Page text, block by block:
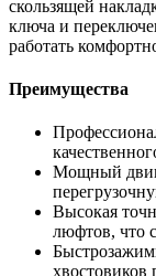
скользящей
ключа и
работать
Преимущества
Мощный
Высокая
люфтов, что
хвостовиков